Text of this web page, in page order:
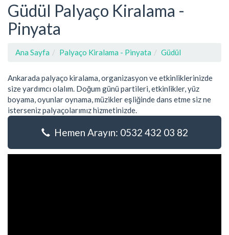
Güdül Palyaço Kiralama -
Pinyata
Ana Sayfa Palyaço Kiralama - Pinyata Güdül
Ankarada palyaço kiralama, organizasyon ve etkinliklerinizde
size yardımcı olalım. Doğum günü partileri, etkinlikler, yüz
boyama, oyunlar oynama, müzikler eşliğinde dans etme siz ne
isterseniz palyaçolarımız hizmetinizde.
Hemen Arayın: 0532 432 03 82